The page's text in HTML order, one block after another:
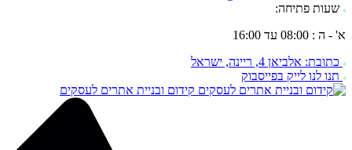
שעות פתיחה:
א' - ה : 08:00 עד 16:00
כתובת: אלביאן 4, ריינה, ישראל
תנו לנו לייק בפייסבוק
קידום ובניית אתרים לעסקים